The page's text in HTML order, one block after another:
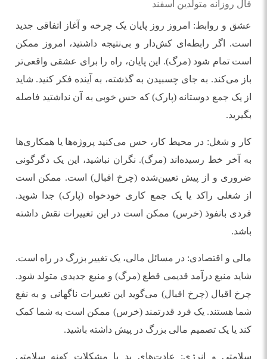
فال روزانه متولدین اسفند
عشق و روابط: امروز روز پایان یک چرخه و آغاز اتفاقی جدید
است. اگر رابطه‌ای کش‌دار و بی‌نتیجه داشتید، امروز ممکن
است تمام شود (مرگ). این پایان، راه را برای عشقی واقعی‌تر
باز می‌کند. به جای چسبیدن به گذشته، به آینده فکر کنید. شاید
از یک جمع دوستانه (پارک) که حس خوبی به آن نداشتید فاصله
بگیرید.
کار و شغل: در محیط کار، حس می‌کنید پروژه‌ها یا همکاری‌ها
به آخر خط رسیده‌اند (مرگ). نگران نباشید، این یک دگرگونی
ضروری و از پیش تعیین‌شده (چرخ اقبال) است. ممکن است
از شغلی راکد یا یک جمع کاری خودخواه (پارک) جدا شوید.
فردی بانفوذ (خرس) ممکن است در این تغییرات نقش داشته
باشد.
مالی و اقتصادی: در مسائل مالی، یک تغییر بزرگ در راه است.
شاید منبع درآمد قدیمی قطع (مرگ) و منبع جدیدی متولد شود.
چرخ اقبال (چرخ اقبال) می‌گوید این تغییرات ناگهانی و به نفع
شما هستند. یک فرد قدرتمند (خرس) ممکن است به شما کمک
کند یا یک تصمیم مالی بزرگ در پیش داشته باشید.
سلامتی و انرژی: عادت‌های بد یا مشکلات کهنه سلامتی